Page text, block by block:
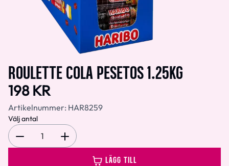
ROULETTE COLA PESETOS 1.25KG
198 KR
Artikelnummer: HAR8259
Välj antal
1
LÄGG TILL